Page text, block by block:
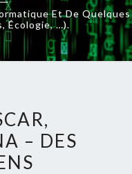
Et De Quelques
Écologie, …).
– DES